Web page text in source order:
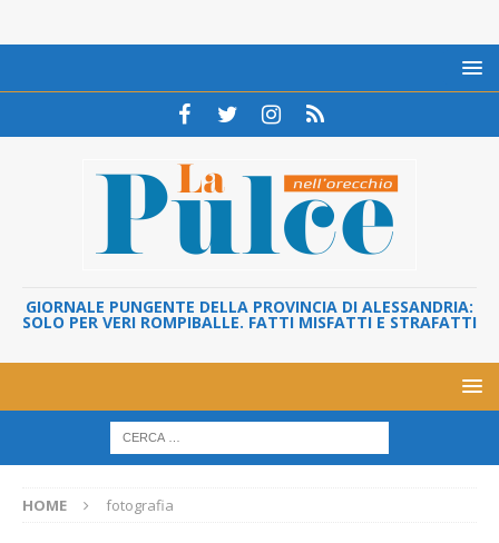
GIORNALE PUNGENTE DELLA PROVINCIA DI ALESSANDRIA:
SOLO PER VERI ROMPIBALLE. FATTI MISFATTI E STRAFATTI
HOME fotografia